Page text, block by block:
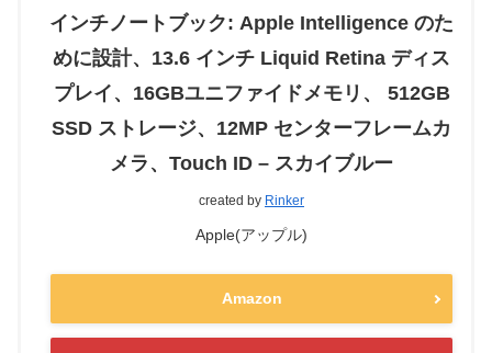
インチノートブック: Apple Intelligence のた
めに設計、13.6 インチ Liquid Retina ディス
プレイ、16GBユニファイドメモリ、 512GB
SSD ストレージ、12MP センターフレームカ
メラ、Touch ID – スカイブルー
created by Rinker
Apple(アップル)
Amazon